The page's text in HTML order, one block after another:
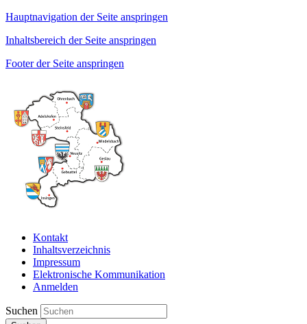
Hauptnavigation der Seite anspringen
Inhaltsbereich der Seite anspringen
Footer der Seite anspringen
Kontakt
Inhaltsverzeichnis
Impressum
Elektronische Kommunikation
Anmelden
Suchen